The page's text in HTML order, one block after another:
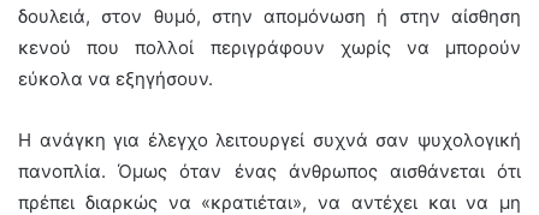
δουλειά, στον θυμό, στην απομόνωση ή στην αίσθηση
κενού που πολλοί περιγράφουν χωρίς να μπορούν
εύκολα να εξηγήσουν.
Η ανάγκη για έλεγχο λειτουργεί συχνά σαν ψυχολογική
πανοπλία. Όμως όταν ένας άνθρωπος αισθάνεται ότι
πρέπει διαρκώς να «κρατιέται», να αντέχει και να μη